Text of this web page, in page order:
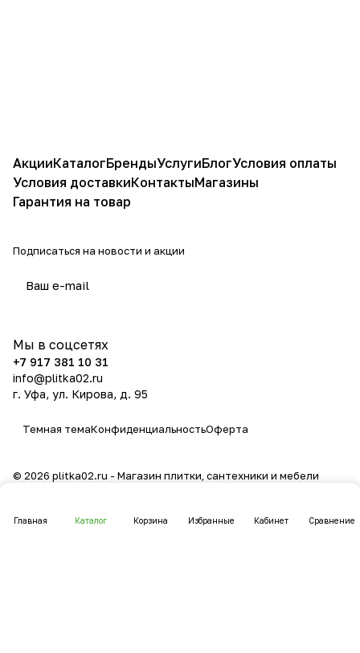
Главная Каталог Корзина Избранные Кабинет Сравнение
АкцииКаталогБрендыУслугиБлогУсловия оплаты
Условия доставкиКонтактыМагазины
Гарантия на товар
Подписаться на новости и акции
Мы в соцсетях
+7 917 381 10 31
info@plitka02.ru
г. Уфа, ул. Кирова, д. 95
Темная темаКонфиденциальностьОферта
© 2026 plitka02.ru - Магазин плитки, сантехники и мебели